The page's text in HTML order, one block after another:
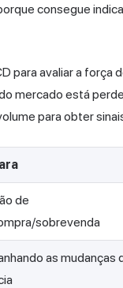
consegue
para avaliar a força
mercado está
para obter
de
sobrevenda
as mudanças